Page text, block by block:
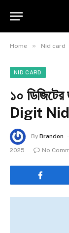
Home » Nid card
NID CARD
১০
Digit
By Brandon
2025
No